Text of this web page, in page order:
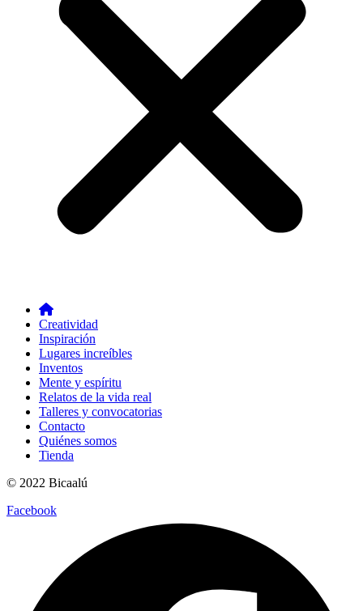
Creatividad
Inspiración
Lugares increíbles
Inventos
Mente y espíritu
Relatos de la vida real
Talleres y convocatorias
Contacto
Quiénes somos
Tienda
© 2022 Bicaalú
Facebook